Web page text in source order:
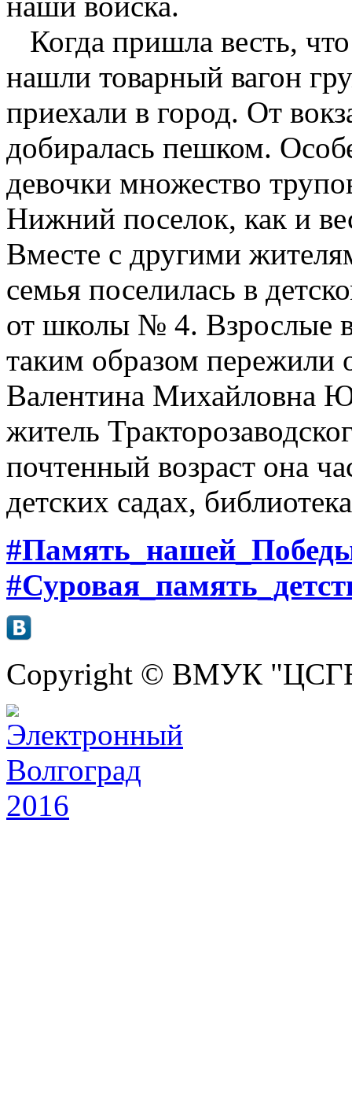
Когда пришла весть,
нашли товарный вагон
приехали в город. От
добиралась пешком.
девочки множество
Нижний поселок, как и
Вместе с другими
семья поселилась в
от школы № 4. Взрослые
таким образом пережили
Валентина Михайловна
житель
почтенный возраст она
детских садах,
Copyright © ВМУК